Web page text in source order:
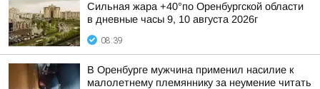
Сильная жара +40°по Оренбургской области
в дневные часы 9, 10 августа 2026г
08:39
В Оренбурге мужчина применил насилие к
малолетнему племяннику за неумение читать